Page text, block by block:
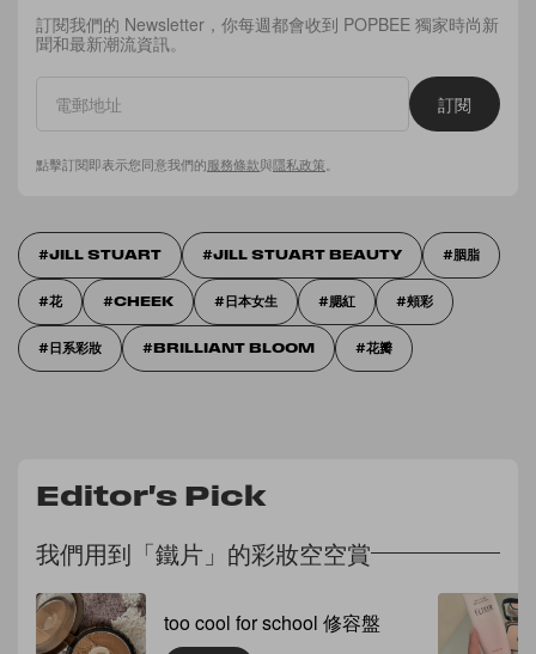
訂閱我們的 Newsletter，你每週都會收到 POPBEE 獨家時尚新
聞和最新潮流資訊。
訂閱
點擊訂閱即表示您同意我們的服務條款與隱私政策
JILL STUART JILL STUART BEAUTY 胭脂
花 CHEEK 日本女生 腮紅 頰彩
日系彩妝 BRILLIANT BLOOM 花瓣
Editor's Pick
我們用到「鐵片」的彩妝空空賞
too cool for school 修容盤